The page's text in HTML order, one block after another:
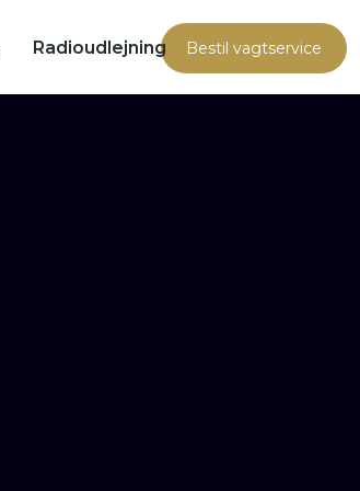
Radioudlejning Bestil vagtservice​